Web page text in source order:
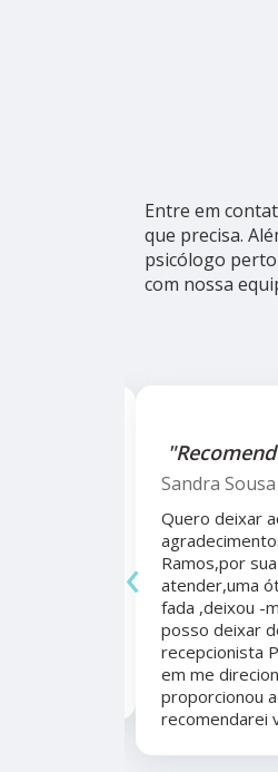
Entre em
que precisa.
psicólogo
com nossa
Sandra Sousa
Quero deixar
Ramos,por
atender,uma
fada ,deixou -
posso deixar
recepcionista
em me
proporcionou
recomendarei
‹